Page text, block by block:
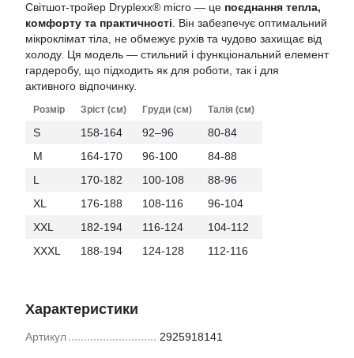
Світшот‑тройер Dryplexx® micro — це поєднання тепла,
комфорту та практичності. Він забезпечує оптимальний
мікроклімат тіла, не обмежує рухів та чудово захищає від
холоду. Ця модель — стильний і функціональний елемент
гардеробу, що підходить як для роботи, так і для
активного відпочинку.
Розмір Зріст (см) Груди (см) Талія (см)
S 158-164 92–96
80-84
M
164-170 96-100
84-88
L
170-182 100-108
88-96
XL
176-188 108-116
96-104
XXL
182-194 116-124
104-112
XXXL
188-194 124-128 112-116
Характеристики
Артикул 2925918141